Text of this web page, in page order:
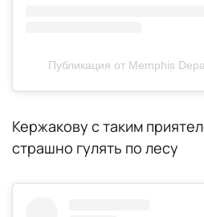
Публикация от Memphis
Кержакову с таким
страшно гулять по лесу